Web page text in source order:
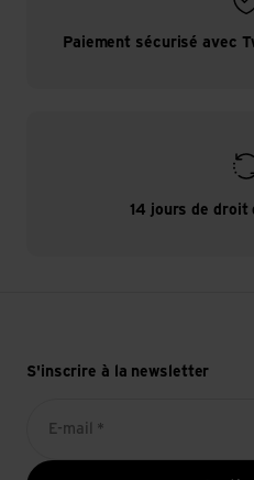
Paiement sécurisé avec
14 jours de
S'inscrire à la newsletter
E-mail *